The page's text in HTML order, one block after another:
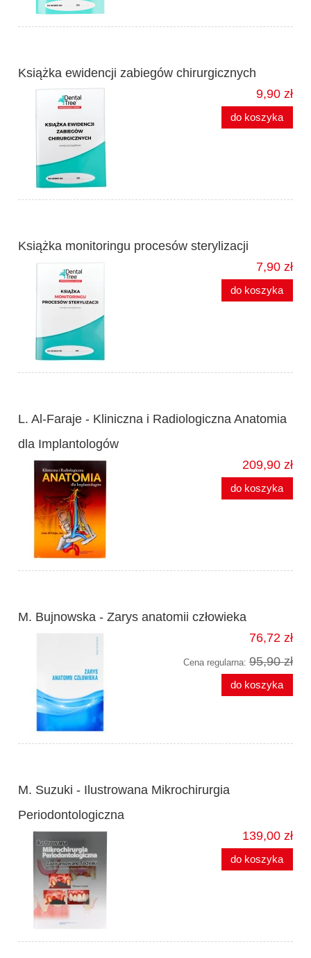
Książka ewidencji zabiegów chirurgicznych
9,90 zł
do koszyka
Książka monitoringu procesów sterylizacji
7,90 zł
do koszyka
L. Al-Faraje - Kliniczna i Radiologiczna Anatomia
dla Implantologów
209,90 zł
do koszyka
M. Bujnowska - Zarys anatomii człowieka
76,72 zł
Cena regularna: 95,90 zł
do koszyka
M. Suzuki - Ilustrowana Mikrochirurgia
Periodontologiczna
139,00 zł
do koszyka